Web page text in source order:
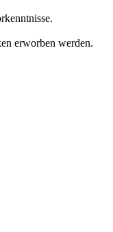
erworben werden.